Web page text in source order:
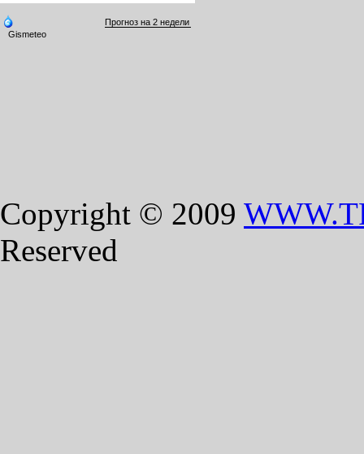
Copyright © 2009
Reserved